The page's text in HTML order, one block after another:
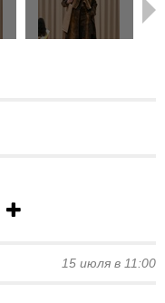
15 июля в 11:00